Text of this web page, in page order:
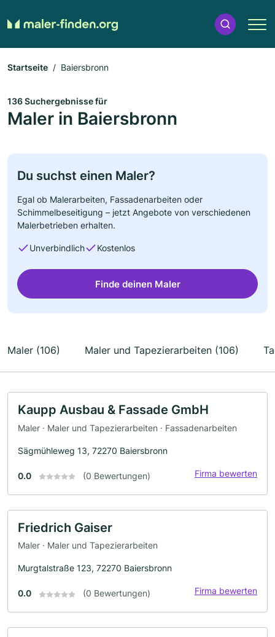
Startseite Baiersbronn
136 Suchergebnisse für
Maler in Baiersbronn
Du suchst einen Maler?
Egal ob Malerarbeiten, Fassadenarbeiten oder
Schimmelbeseitigung – jetzt Angebote von verschiedenen
Malerbetrieben erhalten.
Unverbindlich Kostenlos
Finde deinen Maler
Maler (106) Maler und Tapezierarbeiten (106)
Kaupp Ausbau & Fassade GmbH
Maler · Maler und Tapezierarbeiten · Fassadenarbeiten
Sägmühleweg 13, 72270 Baiersbronn
0.0 (0 Bewertungen) Firma bewerten
Friedrich Gaiser
Maler · Maler und Tapezierarbeiten
Murgtalstraße 123, 72270 Baiersbronn
0.0 (0 Bewertungen) Firma bewerten